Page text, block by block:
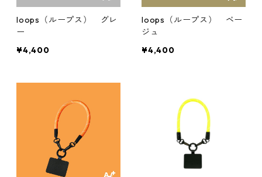
loops（ループス） グレ
ー
¥4,400
loops（ループス） ベー
ジュ
¥4,400